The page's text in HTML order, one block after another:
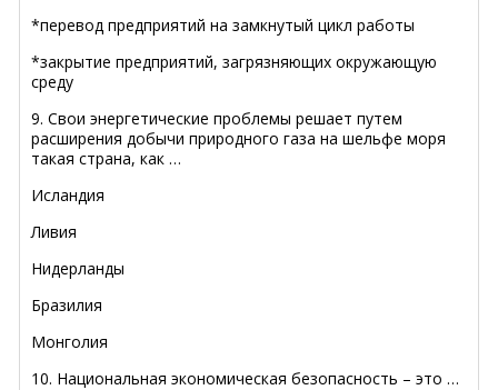
*перевод предприятий на замкнутый цикл работы
*закрытие предприятий, загрязняющих окружающую
среду
9. Свои энергетические проблемы решает путем
расширения добычи природного газа на шельфе моря
такая страна, как …
Исландия
Ливия
Нидерланды
Бразилия
Монголия
10. Национальная экономическая безопасность – это …